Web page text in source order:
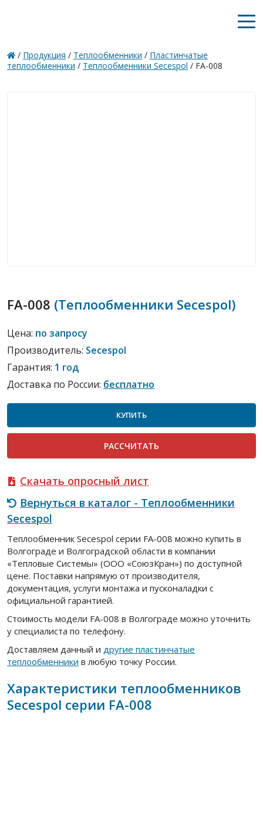
/ Продукция / Теплообменники / Пластинчатые
теплообменники / Теплообменники Secespol / FA-008
FA-008 (Теплообменники Secespol)
Цена: по запросу
Производитель: Secespol
Гарантия: 1 год
Доставка по России: бесплатно
КУПИТЬ
РАСCЧИТАТЬ
Скачать опросный лист
Вернуться в каталог - Теплообменники
Secespol
Теплообменник Secespol серии FA-008 можно купить в
Волгограде и Волгоградской области в компании
«Тепловые Системы» (ООО «СоюзКран») по доступной
цене. Поставки напрямую от производителя,
документация, услуги монтажа и пусконаладки с
официальной гарантией.
Стоимость модели FA-008 в Волгограде можно уточнить
у специалиста по телефону.
Доставляем данный и другие пластинчатые
теплообменники в любую точку России.
Характеристики теплообменников
Secespol серии FA-008